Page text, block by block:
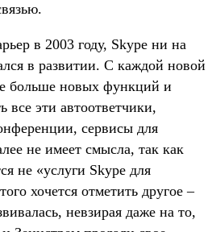
в 2003 году, Skype ни на
в развитии. С каждой новой
больше новых функций и
все эти автоответчики,
сервисы для
не имеет смысла, так как
не «услуги Skype для
хочется отметить другое –
невзирая даже на то,